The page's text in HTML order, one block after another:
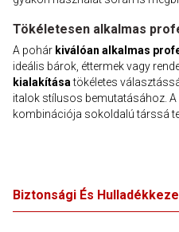
Tökéletesen alkalmas
A pohár kiválóan alkalmas
ideális bárok, éttermek vagy
kialakításatökéletes
italok stílusos bemutatásához.
kombinációja sokoldalú társsá
Biztonsági És